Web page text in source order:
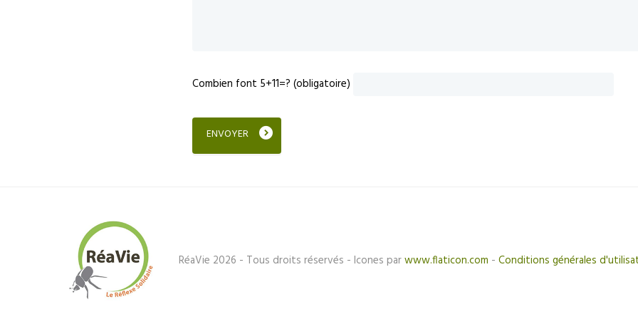
Combien font 5+11=? (obligatoire)
RéaVie 2026 - Tous droits réservés - Icones parwww.flaticon.com - Conditions générales